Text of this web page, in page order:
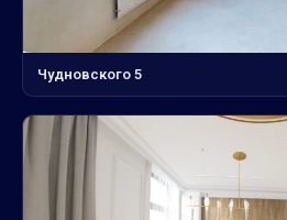
Чудновского 5